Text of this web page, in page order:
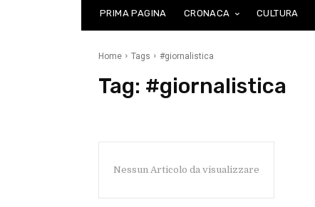
PRIMA PAGINA CRONACA CULTURA
Home Tags #giornalistica
Tag: #giornalistica
Nessun Articolo da visualizzare